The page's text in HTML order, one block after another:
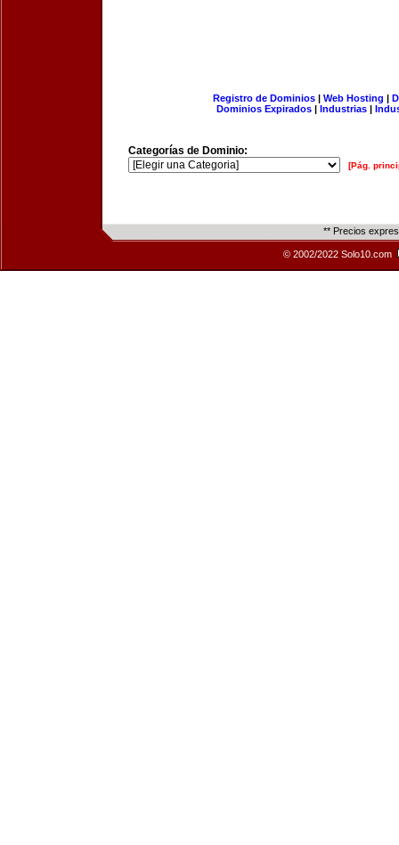
Registro de Dominios| Web Hosting |
Dominios Expirados | Industrias |
Categorías de Dominio:
[Pág.
** Precios
© 2002/2022 Solo10.com